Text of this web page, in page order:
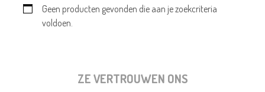
Geen producten gevonden die aan je zoekcriteria
voldoen.
ZE VERTROUWEN ONS